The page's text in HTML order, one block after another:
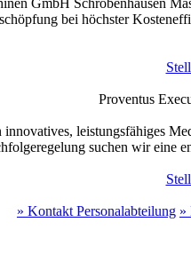
GmbH Schrobenhausen
bei höchster
Proventus
leistungsfähiges
suchen wir eine
» Kontakt Personalabteilung »